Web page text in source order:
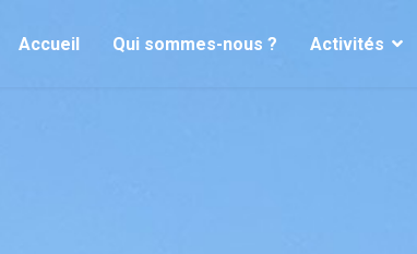
Accueil Qui sommes-nous ? Activités